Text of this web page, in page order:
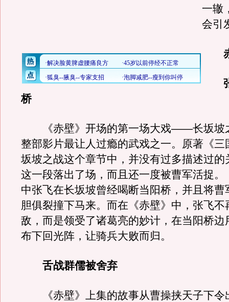
一辙
会引
张
桥
《赤壁》开场的第一场大戏——长坂坡
整部影片最让人过瘾的武戏之一。原著《三
坂坡之战这个章节中，并没有过多描述过的
这一段落出了场，而且还一度被曹军活捉。
中张飞在长坂坡曾经喝断当阳桥，并且将曹
胆俱裂撞下马来。而在《赤壁》中，张飞不
敌，而是领受了诸葛亮的妙计，在当阳桥边
布下回光阵，让骑兵大败而归。
舌战群儒被舍弃
《赤壁》上集的故事从曹操挟天子下令